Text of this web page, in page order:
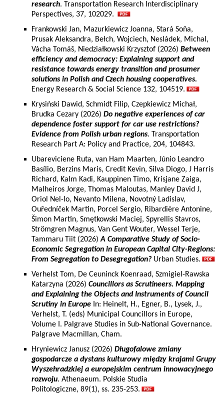
research. Transportation Research Interdisciplinary
Perspectives, 37, 102029.
Frankowski Jan, Mazurkiewicz Joanna, Stará Soňa,
Prusak Aleksandra, Bełch, Wojciech, Nesládek, Michal,
Vácha Tomáš, Niedziałkowski Krzysztof (2026) Between
efficiency and democracy: Explaining support and
resistance towards energy transition and prosumer
solutions in Polish and Czech housing cooperatives.
Energy Research & Social Science 132, 104519.
Krysiński Dawid, Schmidt Filip, Czepkiewicz Michał,
Brudka Cezary (2026) Do negative experiences of car
dependence foster support for car use restrictions?
Evidence from Polish urban regions. Transportation
Research Part A: Policy and Practice, 204, 104843.
Ubareviciene Ruta, van Ham Maarten, Júnio Leandro
Basílio, Berzins Maris, Credit Kevin, Silva Diogo, J Harris
Richard, Kalm Kadi, Kauppinen Timo, Krisjane Zaiga,
Malheiros Jorge, Thomas Maloutas, Manley David J,
Oriol Nel-lo, Nevanto Milena, Novotný Ladislav,
Ouředníček Martin, Porcel Sergio, Ribardière Antonine,
Šimon Martin, Smętkowski Maciej, Spyrellis Stavros,
Strömgren Magnus, Van Gent Wouter, Wessel Terje,
Tammaru Tiit (2026)A Comparative Study of Socio-
Economic Segregation in European Capital City-Regions:
From Segregation to Desegregation? Urban Studies.
Verhelst Tom, De Ceuninck Koenraad, Szmigiel-Rawska
Katarzyna (2026) Councillors as Scrutineers. Mapping
and Explaining the Objects and Instruments of Council
Scrutiny in Europe In: Heinelt, H., Egner, B., Lysek, J.,
Verhelst, T. (eds) Municipal Councillors in Europe,
Volume I. Palgrave Studies in Sub-National Governance.
Palgrave Macmillan, Cham.
Hryniewicz Janusz (2026) Długofalowe zmiany
gospodarcze a dystans kulturowy między krajami Grupy
Wyszehradzkiej a europejskim centrum innowacyjnego
rozwoju. Athenaeum. Polskie Studia
Politologiczne, 89(1), ss. 235-253.